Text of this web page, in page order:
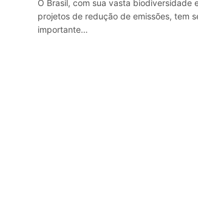
O Brasil, com sua vasta biodiversidade
projetos de redução de emissões, tem
importante…